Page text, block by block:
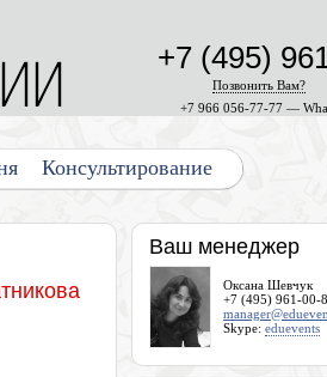
Консультирование
+7 966 056-77-77 —
Позвонить Вам?
+7 (495)
Ваш менеджер
Оксана Шевчук
+7 (495) 961-00-
Skype: eduevents